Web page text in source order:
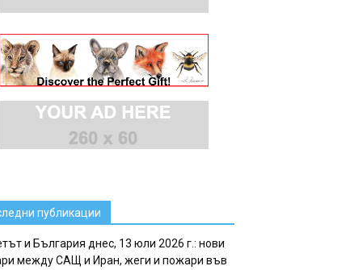
публикации
и България днес, 13 юли 2026 г.: нови
между САЩ и Иран, жеги и пожари във